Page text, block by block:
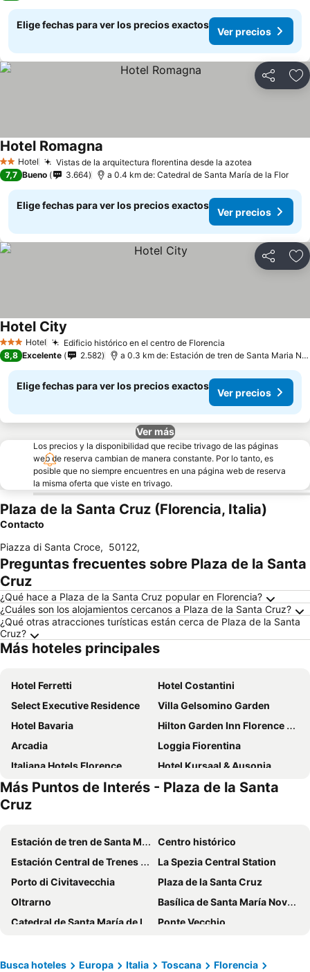
Elige fechas para ver los precios exactos
Ver precios
Compartir
2 Estrellas
Hotel Vistas de la arquitectura florentina desde la azotea
Hotel Romagna
7,7 Bueno 3.664 a 0.4 km de: Catedral de Santa María de la Flor
Elige fechas para ver los precios exactos
Ver precios
Compartir
3 Estrellas
Hotel Edificio histórico en el centro de Florencia
Hotel City
8,8 Excelente 2.582 a 0.3 km de: Estación de tren de Santa Maria Novella
Elige fechas para ver los precios exactos
Ver precios
Ver más
Los precios y la disponibilidad que recibe trivago de las páginas
web de reserva cambian de manera constante. Por lo tanto, es
posible que no siempre encuentres en una página web de reserva
la misma oferta que viste en trivago.
Plaza de la Santa Cruz (Florencia, Italia)
Contacto
Piazza di Santa Croce, 50122,
Preguntas frecuentes sobre Plaza de la Santa
Cruz
¿Qué hace a Plaza de la Santa Cruz popular en Florencia?
¿Cuáles son los alojamientos cercanos a Plaza de la Santa Cruz?
¿Qué otras atracciones turísticas están cerca de Plaza de la Santa
Cruz?
Más hoteles principales
Hotel Ferretti
Hotel Costantini
Select Executive Residence
Villa Gelsomino Garden
Hotel Bavaria
Hilton Garden Inn Florence Novoli
Arcadia
Loggia Fiorentina
Italiana Hotels Florence
Hotel Kursaal & Ausonia
Hotel Nuova Italia
Hotel Lungarno
Villa La Stella
c-hotels Ambasciatori
UNA Hotels Vittoria Firenze
Hotel Delle Nazioni
Soggiorno Primavera
Hotel De La Ville
Strozzi Palace Hotel
Aurum Firenze
Grand Hotel Baglioni
Real
B&B HOTEL Firenze Laurus Al Duomo
Hotel Atlantic Palace
Hotel Maxim Axial
Más Puntos de Interés - Plaza de la Santa
Cruz
Estación de tren de Santa Maria Novella
Centro histórico
Estación Central de Trenes de Bolonia
La Spezia Central Station
Porto di Civitavecchia
Plaza de la Santa Cruz
Oltrarno
Basílica de Santa María Novella
Catedral de Santa María de la Flor
Ponte Vecchio
Cosmoprof
Basílica de San Fracisco de Asís
Busca hoteles Europa Italia Toscana
Florencia